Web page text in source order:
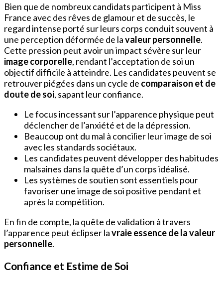
Bien que de nombreux candidats participent à Miss
France avec des rêves de glamour et de succès, le
regard intense porté sur leurs corps conduit souvent à
une perception déformée de lavaleur personnelle.
Cette pression peut avoir un impact sévère sur leur
image corporelle, rendant l’acceptation de soi un
objectif difficile à atteindre. Les candidates peuvent se
retrouver piégées dans un cycle de comparaison et de
doute de soi, sapant leur confiance.
Le focus incessant sur l’apparence physique peut
déclencher de l’anxiété et de la dépression.
Beaucoup ont du mal à concilier leur image de soi
avec les standards sociétaux.
Les candidates peuvent développer des habitudes
malsaines dans la quête d’un corps idéalisé.
Les systèmes de soutien sont essentiels pour
favoriser une image de soi positive pendant et
après la compétition.
En fin de compte, la quête de validation à travers
l’apparence peut éclipser lavraie essence de la valeur
personnelle.
Confiance et Estime de Soi